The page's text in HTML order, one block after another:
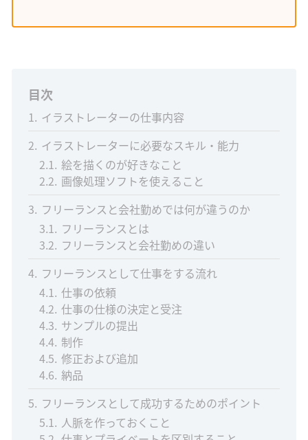
目次
1 イラストレーターの仕事内容
2 イラストレーターに必要なスキル・能力
2.1 絵を描くのが好きなこと
2.2 画像処理ソフトを使えること
3 フリーランスと会社勤めでは何が違うのか
3.1 フリーランスとは
3.2 フリーランスと会社勤めの違い
4 フリーランスとして仕事をする流れ
4.1 仕事の依頼
4.2 仕事の仕様の決定と受注
4.3 サンプルの提出
4.4 制作
4.5 修正および追加
4.6 納品
5 フリーランスとして成功するためのポイント
5.1 人脈を作っておくこと